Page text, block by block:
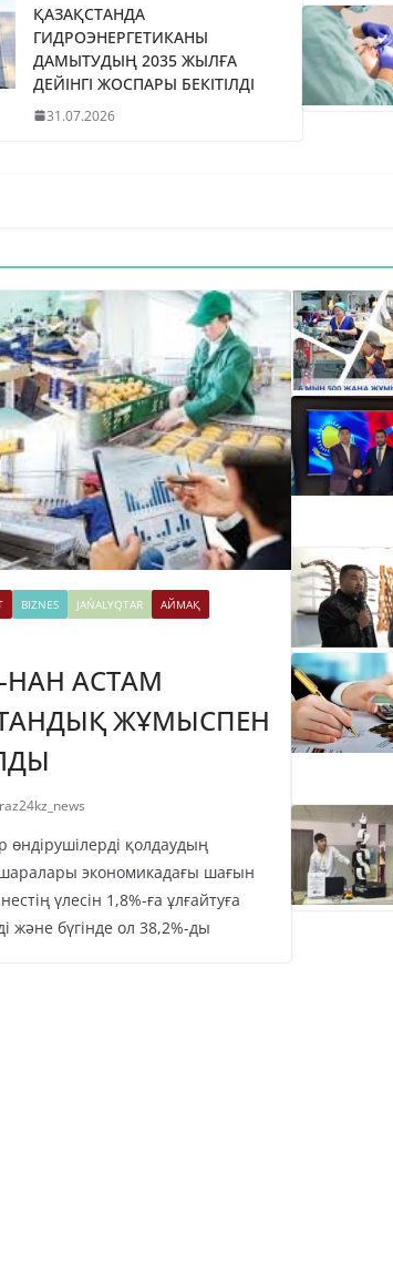
ҚАЗАҚСТАНДА
ГИДРОЭНЕРГЕТИКАНЫ
ДАМЫТУДЫҢ 2035 ЖЫЛҒА
ДЕЙІНГІ ЖОСПАРЫ БЕКІТІЛДІ
31.07.2026
BIZNES JAŃALYQTAR
АЙМАҚ
АСТАМ
ЖҰМЫСПЕН
өндірушілерді қолдаудың
экономикадағы шағын
үлесін 1,8%-ға ұлғайтуға
және бүгінде ол 38,2%-ды